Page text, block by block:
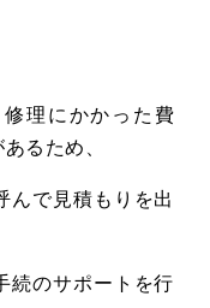
理にかかった費
るため、
んで見積もりを出
続のサポートを行